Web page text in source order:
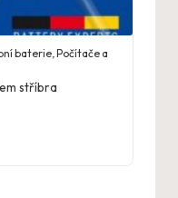
baterie,Počítače a
stříbra